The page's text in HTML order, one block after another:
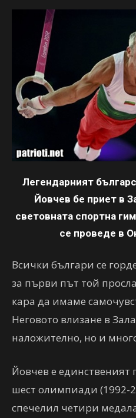
Легендарният
Йовчев бе приет в
световната спортна
се проведе в
Всички българи се
за първи път той
кара да имаме
Неговото влизане в
наложително, но и
Йовчев е единственият
шест олимпиади (1992-
спечелил четири